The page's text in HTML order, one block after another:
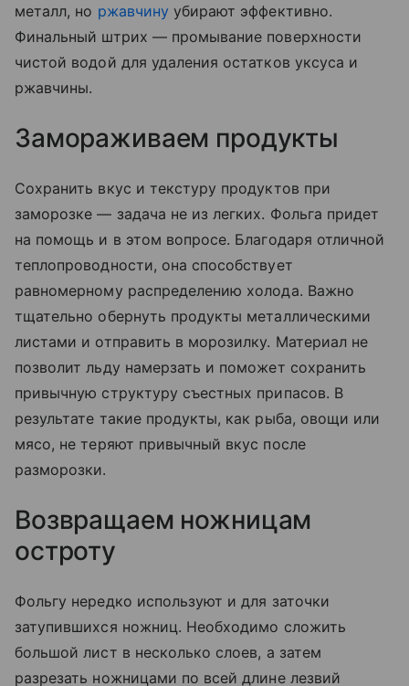
металл, но ржавчину убирают эффективно.
Финальный штрих — промывание поверхности
чистой водой для удаления остатков уксуса и
ржавчины.
Замораживаем продукты
Сохранить вкус и текстуру продуктов при
заморозке — задача не из легких. Фольга придет
на помощь и в этом вопросе. Благодаря отличной
теплопроводности, она способствует
равномерному распределению холода. Важно
тщательно обернуть продукты металлическими
листами и отправить в морозилку. Материал не
позволит льду намерзать и поможет сохранить
привычную структуру съестных припасов. В
результате такие продукты, как рыба, овощи или
мясо, не теряют привычный вкус после
разморозки.
Возвращаем ножницам
остроту
Фольгу нередко используют и для заточки
затупившихся ножниц. Необходимо сложить
большой лист в несколько слоев, а затем
разрезать ножницами по всей длине лезвий